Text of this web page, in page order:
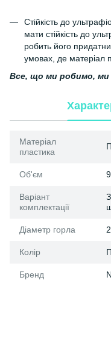
Стійкість до
мати стійкість до
робить його
умовах, де матеріал
Все, що ми робимо,
Матеріал
пластика
Об'єм
Варіант
комплектації
Діаметр горла
Колір
Бренд